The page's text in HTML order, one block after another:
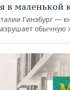
в маленькой
Гинзбург —
обычную